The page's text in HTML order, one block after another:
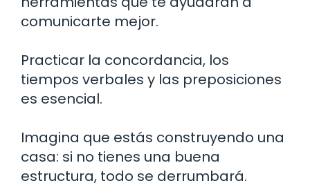
comunicarte mejor.
Practicar la concordancia, los
tiempos verbales y las preposiciones
es esencial.
Imagina que estás construyendo una
casa: si no tienes una buena
estructura, todo se derrumbará.